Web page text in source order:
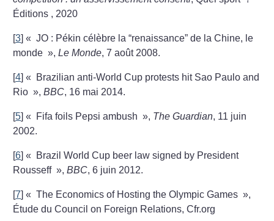
Éditions , 2020
[3]« JO : Pékin célèbre la “renaissance” de la Chine, le
monde »,Le Monde, 7 août 2008.
[4]«
Brazilian anti-World Cup protests hit Sao Paulo and
Rio »,BBC, 16 mai 2014.
[5]« Fifa foils Pepsi ambush », The Guardian, 11 juin
2002.
[6]«
Brazil World Cup beer law signed by President
Rousseff »,BBC, 6 juin 2012.
[7]« The Economics of Hosting the Olympic Games »,
Étude du Council on Foreign Relations, Cfr.org